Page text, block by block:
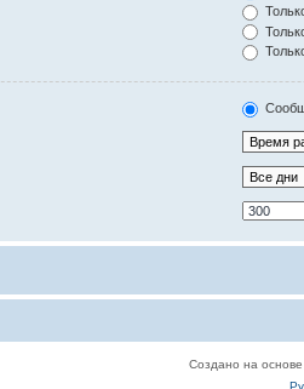
Создано на основе